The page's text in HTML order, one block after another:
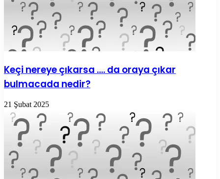
Keçi nereye çıkarsa …. da oraya çıkar
bulmacada nedir?
21 Şubat 2025